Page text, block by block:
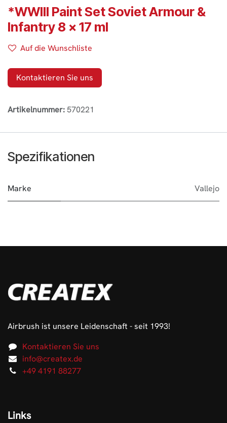
*WWIII Paint Set Soviet Armour &
Infantry 8 x 17 ml
Auf die Wunschliste
Kontaktieren Sie uns
Artikelnummer:570221
Spezifikationen
Marke Vallejo
Airbrush ist unsere Leidenschaft - seit 1993!
Kontaktieren Sie uns
info@createx.de
+49 4191 88277
Links